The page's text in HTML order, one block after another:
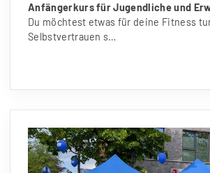
Anfängerkurs für Jugendliche und
Du möchtest etwas für deine Fitness
Selbstvertrauen s…